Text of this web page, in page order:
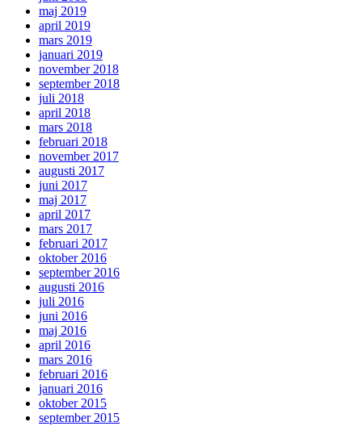
maj 2019
april 2019
mars 2019
januari 2019
november 2018
september 2018
juli 2018
april 2018
mars 2018
februari 2018
november 2017
augusti 2017
juni 2017
maj 2017
april 2017
mars 2017
februari 2017
oktober 2016
september 2016
augusti 2016
juli 2016
juni 2016
maj 2016
april 2016
mars 2016
februari 2016
januari 2016
oktober 2015
september 2015